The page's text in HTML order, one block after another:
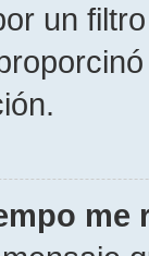
un
me